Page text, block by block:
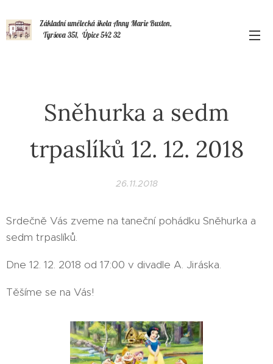
Základní umělecká škola Anny Marie Buxton,
Tyršova 351, Úpice 542 32
Sněhurka a sedm
trpaslíků 12. 12. 2018
26.11.2018
Srdečně Vás zveme na taneční pohádku Sněhurka a
sedm trpaslíků.
Dne 12. 12. 2018 od 17:00 v divadle A. Jiráska.
Těšíme se na Vás!